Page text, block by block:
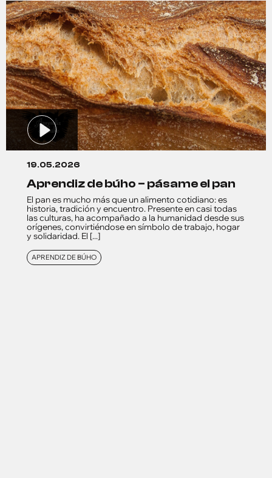
19.05.2026
aprendiz de búho – pásame el pan
El pan es mucho más que un alimento cotidiano: es
historia, tradición y encuentro. Presente en casi todas
las culturas, ha acompañado a la humanidad desde sus
orígenes, convirtiéndose en símbolo de trabajo, hogar
y solidaridad. El [...]
APRENDIZ DE BÚHO